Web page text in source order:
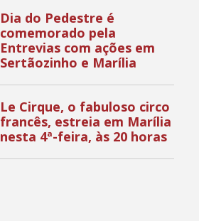
Dia do Pedestre é
comemorado pela
Entrevias com ações em
Sertãozinho e Marília
Le Cirque, o fabuloso circo
francês, estreia em Marília
nesta 4ª-feira, às 20 horas